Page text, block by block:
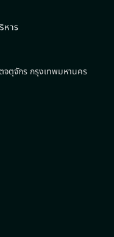
จตุจักร กรุงเทพมหานคร